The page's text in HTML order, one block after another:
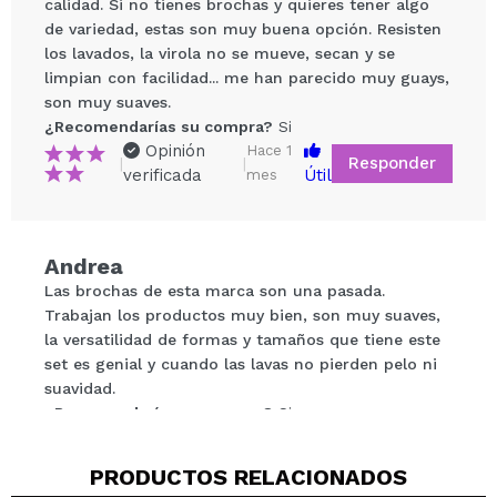
Compartir un vídeo o una foto
5/5
ENVIAR
calidad. Si no tienes brochas y quieres tener algo
de variedad, estas son muy buena opción. Resisten
los lavados, la virola no se mueve, secan y se
limpian con facilidad... me han parecido muy guays,
son muy suaves.
¿Recomendarías su compra? Si
|
Opinión
verificada
|
Hace 1
mes
Útil
Responder
Andrea
Las brochas de esta marca son una pasada.
Trabajan los productos muy bien, son muy suaves,
la versatilidad de formas y tamaños que tiene este
set es genial y cuando las lavas no pierden pelo ni
suavidad.
¿Recomendarías su compra? Si
PRODUCTOS RELACIONADOS